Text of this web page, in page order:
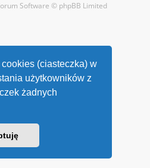
(ciasteczka) w
użytkowników z
żadnych
Software © phpBB Limited